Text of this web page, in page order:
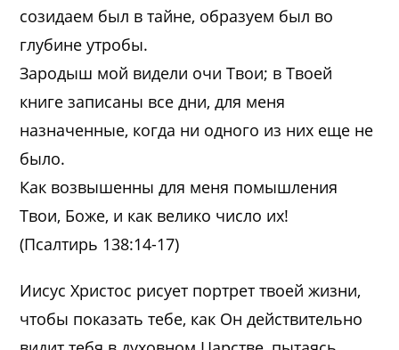
созидаем был в тайне, образуем был во
глубине утробы.
Зародыш мой видели очи Твои; в Твоей
книге записаны все дни, для меня
назначенные, когда ни одного из них еще не
было.
Как возвышенны для меня помышления
Твои, Боже, и как велико число их!
(Псалтирь 138:14-17)
Иисус Христос рисует портрет твоей жизни,
чтобы показать тебе, как Он действительно